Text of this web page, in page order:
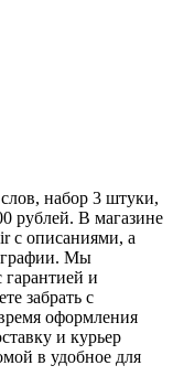
набор 3 штуки,
рублей. В магазине
с описаниями, а
Мы
гарантией и
забрать с
оформления
и курьер
в удобное для